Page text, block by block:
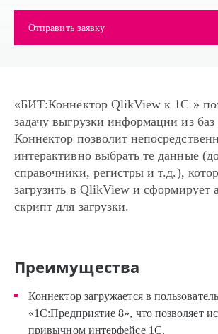
Отправить заявку
«БИТ:Коннектор QlikView к 1С »
задачу выгрузки информации из
Коннектор позволит
интерактивно выбрать те данные
справочники, регистры и т.д.),
загрузить в QlikView и сформирует
скрипт для загрузки.
Преимущества
Коннектор загружается в
«1С:Предприятие 8», что позволяет
привычном интерфейсе 1С.